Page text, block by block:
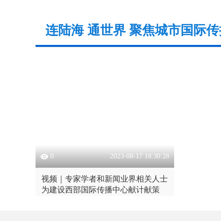
连陆海 通世界 聚焦城市国际
0 2023-08-17 18:30:28
视频｜专家学者和新闻业界相关人士
为建设西部国际传播中心献计献策